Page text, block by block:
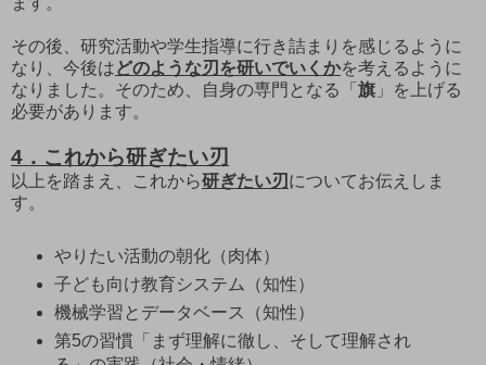
その後、研究活動や学生指導に行き詰まりを感じるように
なり、今後はどのような刃を研いでいくかを考えるように
なりました。そのため、自身の専門となる「 旗 」を上げる
必要があります。
4．これから研ぎたい刃
以上を踏まえ、これから研ぎたい刃 についてお伝えしま
す。
やりたい活動の朝化（肉体）
子ども向け教育システム（知性）
機械学習とデータベース（知性）
第5の習慣「まず理解に徹し、そして理解され